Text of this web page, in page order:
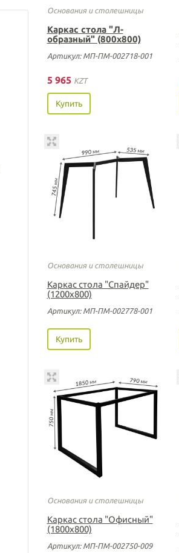
Основания и столешницы
Каркас стола "Л-
образный" (800х800)
Артикул: МП-ПМ-002718-001
5 965 KZT
Купить
Основания и столешницы
Каркас стола "Спайдер"
(1200х800)
Артикул: МП-ПМ-002778-001
Купить
Основания и столешницы
Каркас стола "Офисный"
(1800х800)
Артикул: МП-ПМ-002750-009